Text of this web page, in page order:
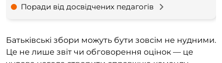
Поради від досвідчених педагогів
Батьківські збори можуть бути зовсім не нудними.
Це не лише звіт чи обговорення оцінок — це